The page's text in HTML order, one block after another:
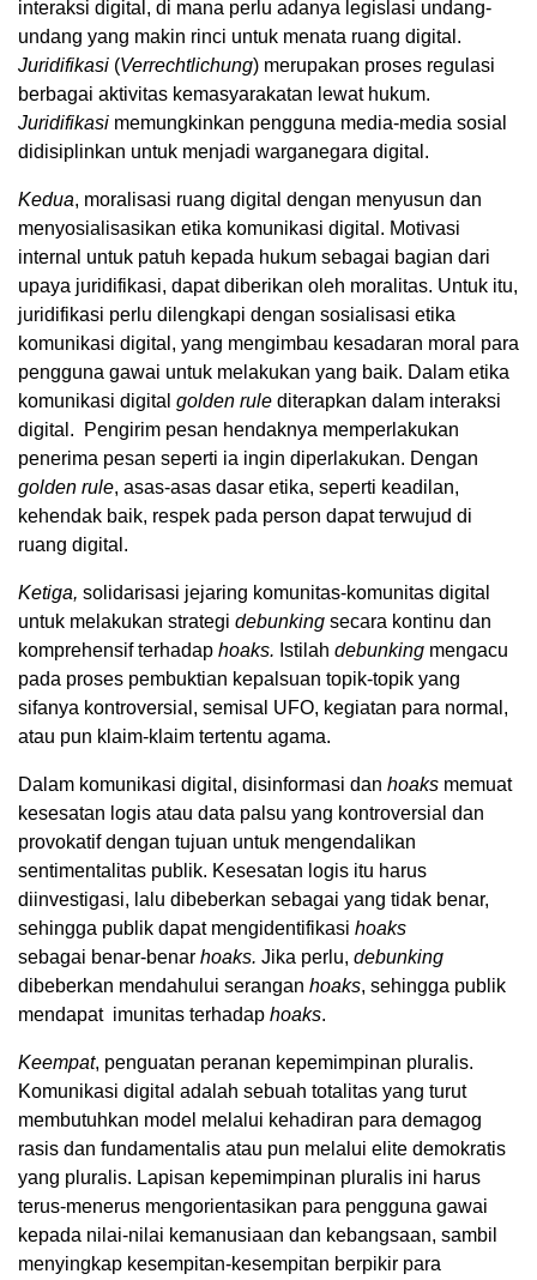
interaksi digital, di mana perlu adanya legislasi undang-
undang yang makin rinci untuk menata ruang digital.
Juridifikasi (Verrechtlichung) merupakan proses regulasi
berbagai aktivitas kemasyarakatan lewat hukum.
Juridifikasi memungkinkan pengguna media-media sosial
didisiplinkan untuk menjadi warganegara digital.
Kedua, moralisasi ruang digital dengan menyusun dan
menyosialisasikan etika komunikasi digital. Motivasi
internal untuk patuh kepada hukum sebagai bagian dari
upaya juridifikasi, dapat diberikan oleh moralitas. Untuk itu,
juridifikasi perlu dilengkapi dengan sosialisasi etika
komunikasi digital, yang mengimbau kesadaran moral para
pengguna gawai untuk melakukan yang baik. Dalam etika
komunikasi digital golden rule diterapkan dalam interaksi
digital. Pengirim pesan hendaknya memperlakukan
penerima pesan seperti ia ingin diperlakukan. Dengan
golden rule, asas-asas dasar etika, seperti keadilan,
kehendak baik, respek pada person dapat terwujud di
ruang digital.
Ketiga, solidarisasi jejaring komunitas-komunitas digital
untuk melakukan strategi debunking secara kontinu dan
komprehensif terhadap hoaks. Istilah debunking mengacu
pada proses pembuktian kepalsuan topik-topik yang
sifanya kontroversial, semisal UFO, kegiatan para normal,
atau pun klaim-klaim tertentu agama.
Dalam komunikasi digital, disinformasi dan hoaks memuat
kesesatan logis atau data palsu yang kontroversial dan
provokatif dengan tujuan untuk mengendalikan
sentimentalitas publik. Kesesatan logis itu harus
diinvestigasi, lalu dibeberkan sebagai yang tidak benar,
sehingga publik dapat mengidentifikasi hoaks
sebagai benar-benar hoaks. Jika perlu, debunking
dibeberkan mendahului serangan hoaks, sehingga publik
mendapat imunitas terhadap hoaks.
Keempat, penguatan peranan kepemimpinan pluralis.
Komunikasi digital adalah sebuah totalitas yang turut
membutuhkan model melalui kehadiran para demagog
rasis dan fundamentalis atau pun melalui elite demokratis
yang pluralis. Lapisan kepemimpinan pluralis ini harus
terus-menerus mengorientasikan para pengguna gawai
kepada nilai-nilai kemanusiaan dan kebangsaan, sambil
menyingkap kesempitan-kesempitan berpikir para